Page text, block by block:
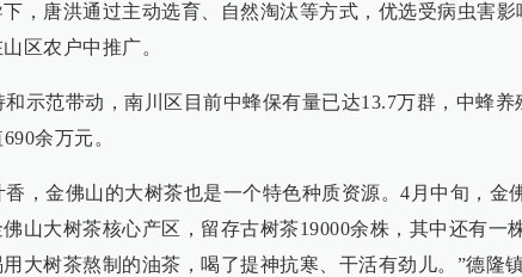
，唐洪通过主动选育、自然淘汰等方式，优选受病虫害
区农户中推广。
示范带动，南川区目前中蜂保有量已达13.7万群，中蜂
余万元。
，金佛山的大树茶也是一个特色种质资源。4月中旬，金
山大树茶核心产区，留存古树茶19000余株，其中还有一
大树茶熬制的油茶，喝了提神抗寒、干活有劲儿。”德隆